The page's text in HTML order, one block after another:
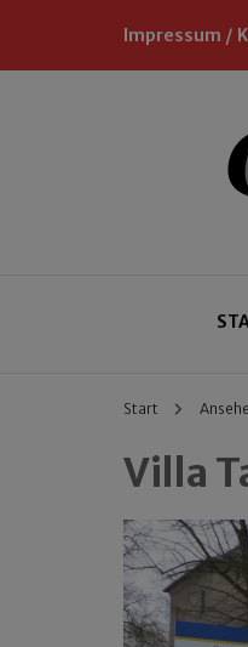
Impressum /
Start
Villa